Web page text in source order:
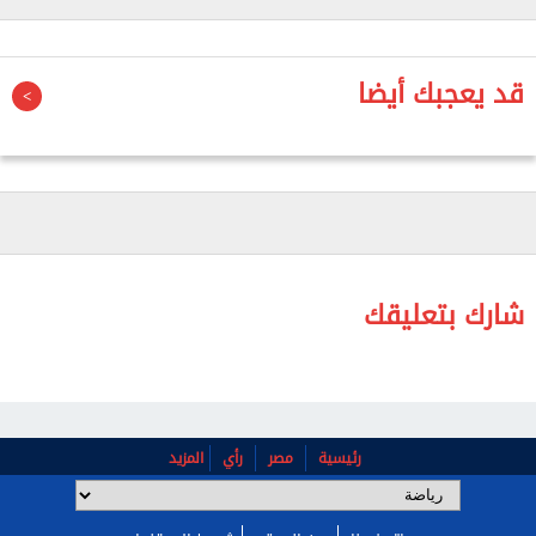
بتعليق إيقاف اللاعب الأمريكي فولارين بالوجون للسماح
وقال: "لا أستطيع أن أحصي عدد الرسائل التي تلقيتها
البطاقة الحمراء، وأضيف سريعاً أنني لم أحاول فعل ذلك."
قد يعجبك أيضا
شارك بتعليقك
رئيسية مصر رأي المزيد